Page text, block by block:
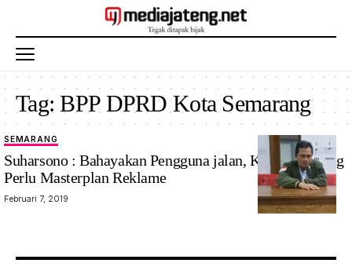
Tag:BPP DPRD Kota Semarang
SEMARANG
Suharsono : Bahayakan Pengguna jalan, Kota Semarang
Perlu Masterplan Reklame
Februari 7, 2019